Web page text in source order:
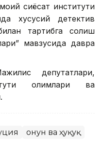
сиёсат институти
хусусий детектив
тартибга солиш
мавзусида давра
депутатлари,
олимлари ва
Қонун ва ҳуқуқ